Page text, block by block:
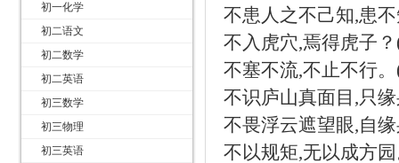
初一化学
初二语文
初二数学
初二英语
初三数学
初三物理
初三英语
不患人之不己知,患
不入虎穴,焉得虎子？
不塞不流,不止不行。
不识庐山真面目 ,只
不畏浮云遮望眼,自
不以规矩,无以成方